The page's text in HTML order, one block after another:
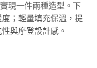
現一件兩種造型。下
；輕量填充保溫，提
與摩登設計感。